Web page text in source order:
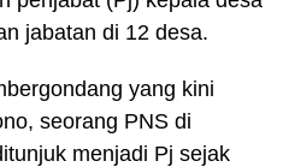
jabatan di 12 desa.
yang kini
seorang PNS di
menjadi Pj sejak